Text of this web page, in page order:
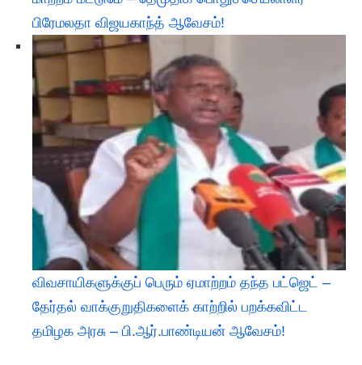
பிரேமலதா விஜயகாந்த் ஆவேசம்!
விவசாயிகளுக்குப் பெரும் ஏமாற்றம் தந்த பட்ஜெட் –
தேர்தல் வாக்குறுதிகளைக் காற்றில் பறக்கவிட்ட
தமிழக அரசு – பி.ஆர்.பாண்டியன் ஆவேசம்!